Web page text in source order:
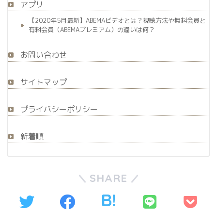
アプリ
【2020年5月最新】ABEMAビデオとは？視聴方法や無料会員と
有料会員（ABEMAプレミアム）の違いは何？
お問い合わせ
サイトマップ
プライバシーポリシー
新着順
SHARE